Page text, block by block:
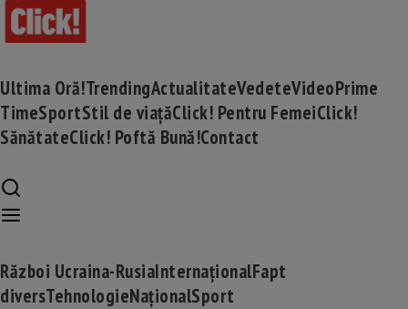
Ultima Oră!TrendingActualitateVedeteVideoPrime
TimeSportStil de viațăClick! Pentru FemeiClick!
SănătateClick! Poftă Bună!Contact
Război Ucraina-RusiaInternaționalFapt
diversTehnologieNaționalSport